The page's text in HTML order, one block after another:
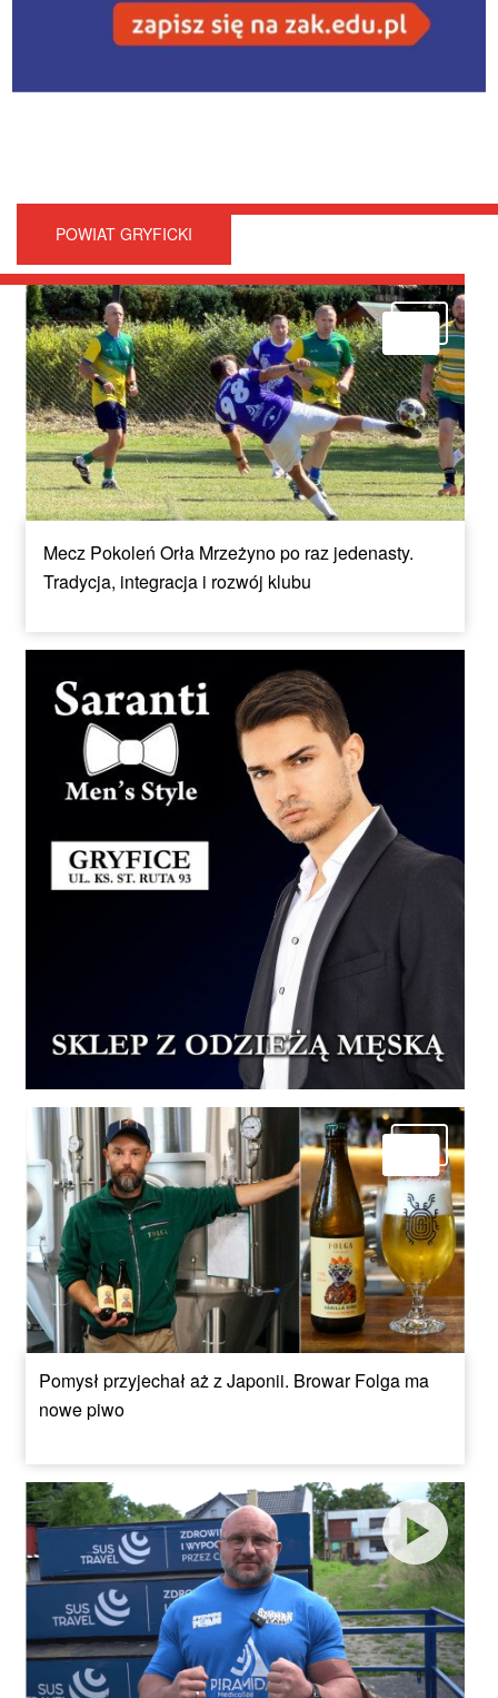
POWIAT GRYFICKI
Mecz Pokoleń Orła Mrzeżyno po raz jedenasty.
Tradycja, integracja i rozwój klubu
Pomysł przyjechał aż z Japonii. Browar Folga ma
nowe piwo